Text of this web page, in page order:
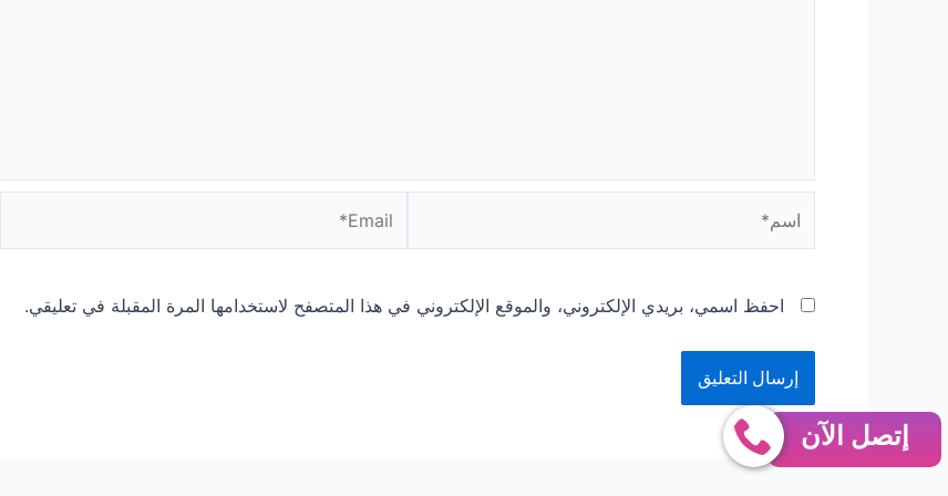
احفظ اسمي، بريدي الإلكتروني، والموقع الإلكتروني في هذا المتصفح لاستخدامها المرة المقبلة في تعليقي.
إتصل الآن